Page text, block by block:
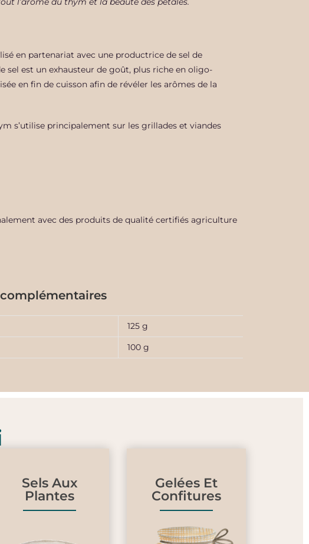
en partenariat avec une productrice de sel de
sel est un exhausteur de goût, plus riche en oligo-
en fin de cuisson afin de révéler les arômes de la
s’utilise principalement sur les grillades et viandes
avec des produits de qualité certifiés agriculture
125 g
100 g
Sels Aux
Plantes
Gelées Et
Confitures